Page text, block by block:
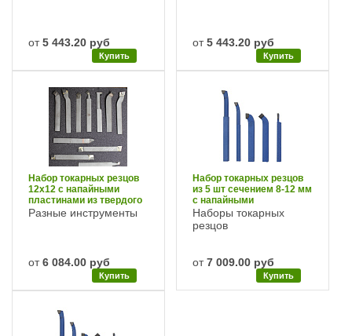
от5 443.20 руб
Купить
от5 443.20 руб
Купить
Набор токарных резцов
12х12 с напайными
пластинами из твердого
сплава
Разные инструменты
от6 084.00 руб
Купить
Набор токарных резцов
из 5 шт сечением 8-12 мм
с напайными
пластинами из HM P 25
Fervi
Наборы токарных
резцов
от7 009.00 руб
Купить